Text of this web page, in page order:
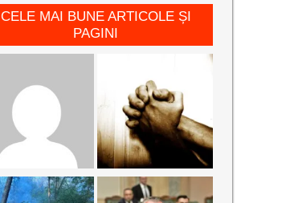
CELE MAI BUNE ARTICOLE ȘI
PAGINI